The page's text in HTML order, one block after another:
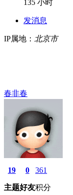
135 小时
发消息
IP属地： 北京市
春非春
19
主题
0
好友
361
积分